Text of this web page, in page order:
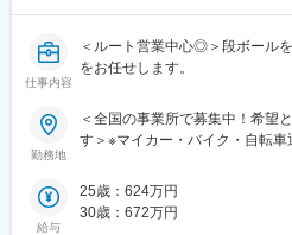
で経験を積んでもらいます。
全国に展開する「日本一」だか
なキャリアのカタチがあります
プした先輩社員もいます。
まずはお客様と直接向き合う店
仕事内容
＜ルート営業中心◎＞段ボール
をお任せします。
勤務地
＜全国の事業所で募集中！希望
す＞※マイカー・バイク・自転車
市宮城県黒川郡福島県西白河郡■
橋市埼玉県川口市千葉県佐倉市
部事業部長野県長野市長野県松
給与
25歳：624万円
30歳：672万円